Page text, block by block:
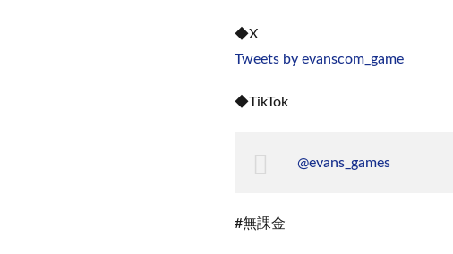
◆X
Tweets by evanscom_game
◆TikTok
@evans_games
#無課金